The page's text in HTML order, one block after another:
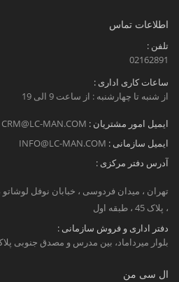
اطلاعات تماس
تلفن :
02162891
ساعات کاری اداری :
از شنبه تا چهارشنبه : از ساعت 9 الی 19
ایمیل امور مشتریان : CRM@LC-MAN.COM
ایمیل سازمانی : INFO@LC-MAN.COM
آدرس دفتر مرکزی :
تهران ، میدان فردوسی ، خبابان نوفل
، پلاک 45 ، طبقه اول
دفتر اداری و فروش سازمانی :
بلوار میرداماد، بین مدرس و مصدق جنوبی پلاک 286 طبقه
ال سی من